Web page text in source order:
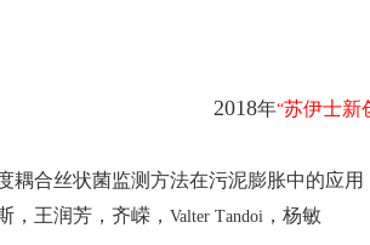
2018年“苏伊士新
耦合丝状菌监测方法在污泥膨胀中的应用
，王润芳，齐嵘， Valter Tandoi ，杨敏